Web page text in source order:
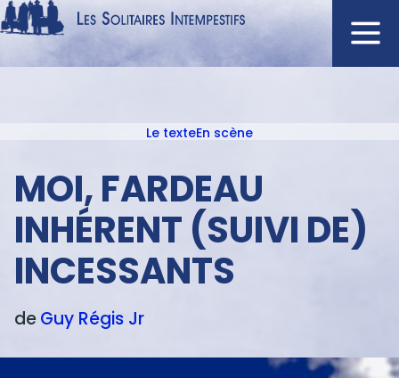
Aller
au
principal
Navigation
AUTEURS
À L'AFFICHE
CATALOGUE
DISTINCTIONS
CRITIQUES
texte
Le texteEn scène
MOI, FARDEAU
INHÉRENT (SUIVI DE)
INCESSANTS
deGuy Régis Jr